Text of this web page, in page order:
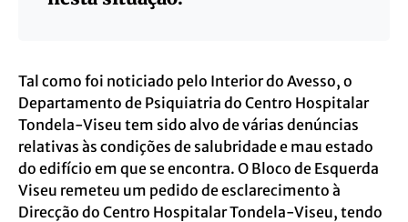
Tal como foi noticiado pelo Interior do Avesso, o
Departamento de Psiquiatria do Centro Hospitalar
Tondela-Viseu tem sido alvo de várias denúncias
relativas às condições de salubridade e mau estado
do edifício em que se encontra. O Bloco de Esquerda
Viseu remeteu um pedido de esclarecimento à
Direcção do Centro Hospitalar Tondela-Viseu, tendo